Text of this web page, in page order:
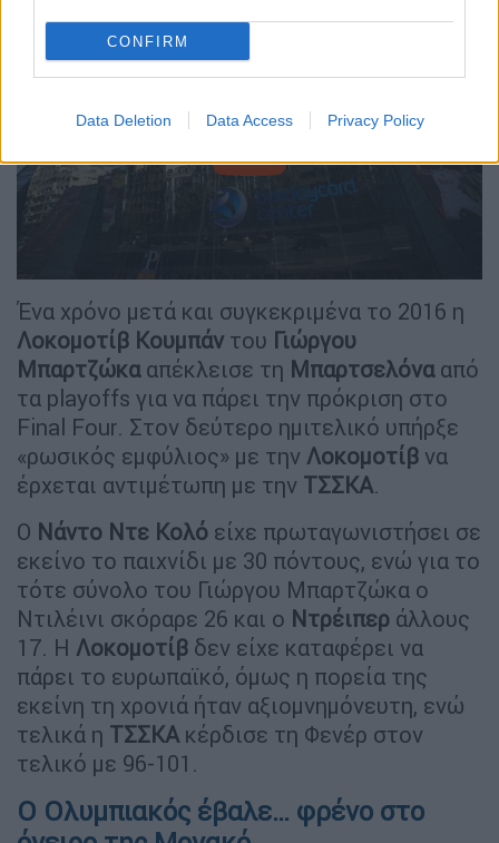
CONFIRM
Data Deletion Data Access Privacy Policy
video
Ένα χρόνο μετά και συγκεκριμένα το 2016 η
Λοκομοτίβ Κουμπάν του Γιώργου
Μπαρτζώκααπέκλεισε τη Μπαρτσελόνααπό
τα playoffs για να πάρει την πρόκριση στο
Final Four. Στον δεύτερο ημιτελικό υπήρξε
«ρωσικός εμφύλιος» με την Λοκομοτίβ να
έρχεται αντιμέτωπη με την ΤΣΣΚΑ.
Ο Νάντο Ντε Κολό είχε πρωταγωνιστήσει σε
εκείνο το παιχνίδι με 30 πόντους, ενώ για το
τότε σύνολο του Γιώργου Μπαρτζώκα ο
Ντιλέινι σκόραρε 26 και ο Ντρέιπερ άλλους
17. Η Λοκομοτίβ δεν είχε καταφέρει να
πάρει το ευρωπαϊκό, όμως η πορεία της
εκείνη τη χρονιά ήταν αξιομνημόνευτη, ενώ
τελικά η ΤΣΣΚΑκέρδισε τη Φενέρ στον
τελικό με 96-101.
Ο Ολυμπιακός έβαλε… φρένο στο